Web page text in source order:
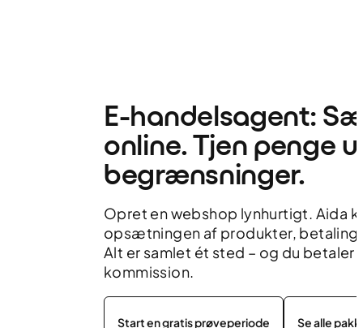
E-handelsagent:
online. Tjen penge
begrænsninger.
Opret en webshop lynhurtigt. Aida
opsætningen af produkter, betaling
Alt er samlet ét sted – og du betaler
kommission.
Start en gratis prøveperiode Se alle